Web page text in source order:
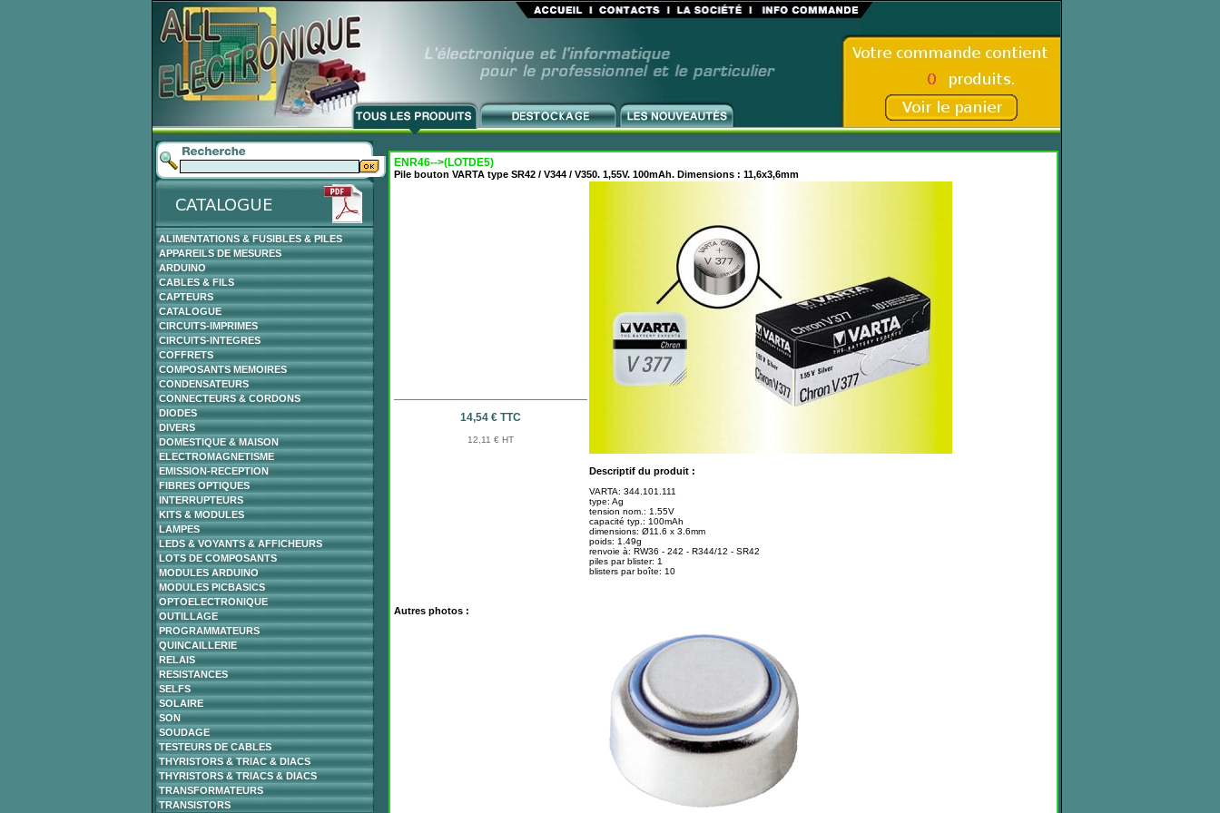
ALIMENTATIONS & FUSIBLES & PILES
APPAREILS DE MESURES
ARDUINO
CABLES & FILS
CAPTEURS
CATALOGUE
CIRCUITS-IMPRIMES
CIRCUITS-INTEGRES
COFFRETS
COMPOSANTS MEMOIRES
CONDENSATEURS
CONNECTEURS & CORDONS
DIODES
DIVERS
DOMESTIQUE & MAISON
ELECTROMAGNETISME
EMISSION-RECEPTION
FIBRES OPTIQUES
INTERRUPTEURS
KITS & MODULES
LAMPES
LEDS & VOYANTS & AFFICHEURS
LOTS DE COMPOSANTS
MODULES ARDUINO
MODULES PICBASICS
OPTOELECTRONIQUE
OUTILLAGE
PROGRAMMATEURS
QUINCAILLERIE
RELAIS
RESISTANCES
SELFS
SOLAIRE
SON
SOUDAGE
TESTEURS DE CABLES
THYRISTORS & TRIAC & DIACS
THYRISTORS & TRIACS & DIACS
TRANSFORMATEURS
TRANSISTORS
ENR46-->(LOTDE5)
Pile bouton VARTA type SR42 / V344 / V350. 1,55V. 100mAh. Dimensions : 11,6x3,6mm
14,54 € TTC
12,11 € HT
Descriptif du produit :
VARTA: 344.101.111
type: Ag
tension nom.: 1.55V
capacité typ.: 100mAh
dimensions: Ø11.6 x 3.6mm
poids: 1.49g
renvoie à: RW36 - 242 - R344/12 - SR42
piles par blister: 1
blisters par boîte: 10
Autres photos :